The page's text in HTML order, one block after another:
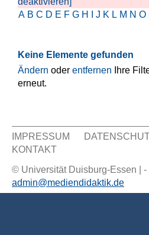
A B C D E F G H J K L M N O
Keine Elemente gefunden
Ändern oder entfernen Ihre
erneut.
Sekundär Menü
IMPRESSUM
KONTAKT
© Universität Duisburg-Essen | -
admin@mediendidaktik.de